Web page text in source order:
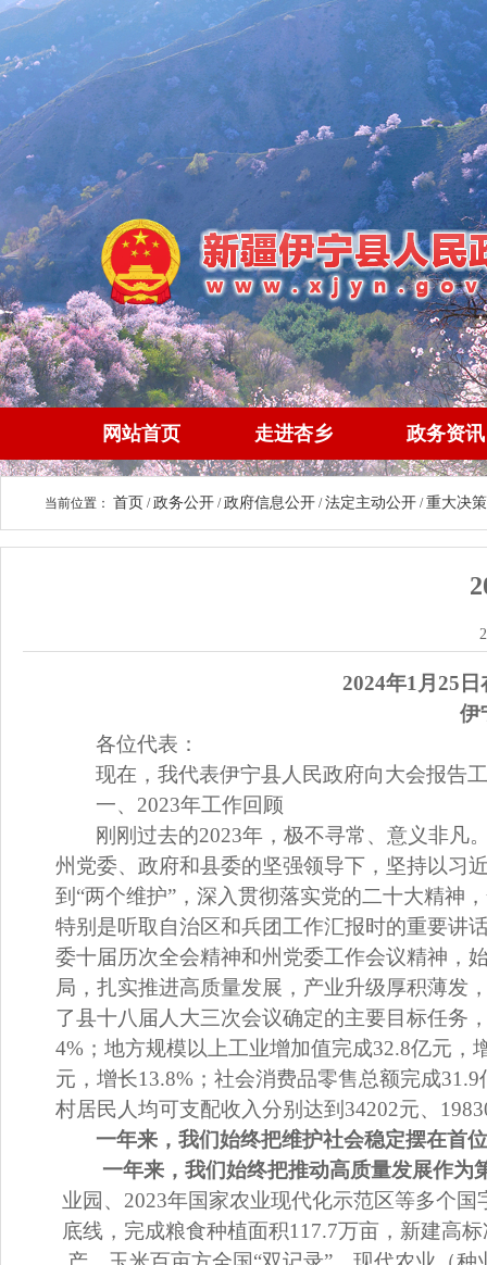
网站首页 走进杏乡 政务资讯
当前位置： 首页 /政务公开 /政府信息公开 /法定主动公开 /重大决策
2024年1 月25
伊
各位代表：
现在，我代表伊宁县人民政府向大会报告
一、 2023年工作回顾
刚刚过去的2023年，极不寻常、意义非凡
州党委、政府和县委的坚强领导下，坚持以习
到 “两个维护” ，深入贯彻落实党的二十大精神
特别是听取自治区和兵团工作汇报时的重要讲
委十届历次全会精神和州党委工作会议精神，
局，扎实推进高质量发展，产业升级厚积薄发
了县十八届人大三次会议确定的主要目标任务
4% ；地方规模以上工业增加值完成32.8亿元，
元，增长13.8% ；社会消费品零售总额完成31.9
村居民人均可支配收入分别达到 34202元、
一年来，我们始终把维护社会稳定摆在首
一年来，我们始终把推动高质量发展作为
业园、 2023年国家农业现代化示范区等多个国
底线，完成粮食种植面积117.7万亩，新建高